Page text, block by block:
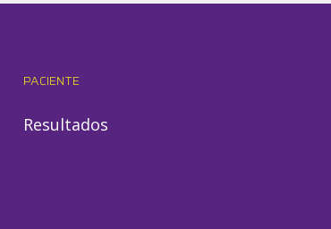
PACIENTE
Resultados